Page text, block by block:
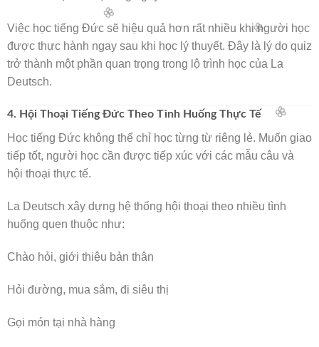
Việc học tiếng Đức sẽ hiệu quả hơn rất nhiều khi người học
được thực hành ngay sau khi học lý thuyết. Đây là lý do quiz
trở thành một phần quan trọng trong lộ trình học của La
Deutsch.
4. Hội Thoại Tiếng Đức Theo Tình Huống Thực Tế
Học tiếng Đức không thể chỉ học từng từ riêng lẻ. Muốn giao
tiếp tốt, người học cần được tiếp xúc với các mẫu câu và
hội thoại thực tế.
La Deutsch xây dựng hệ thống hội thoại theo nhiều tình
huống quen thuộc như:
Chào hỏi, giới thiệu bản thân
Hỏi đường, mua sắm, đi siêu thị
Gọi món tại nhà hàng